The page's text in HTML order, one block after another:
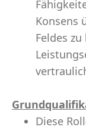
Konsens
Feldes
Diese